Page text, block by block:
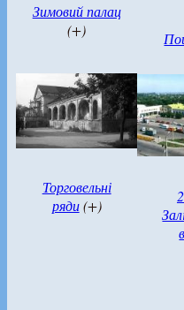
Зимовий палац
(+)
Торговельні
ряди(+)